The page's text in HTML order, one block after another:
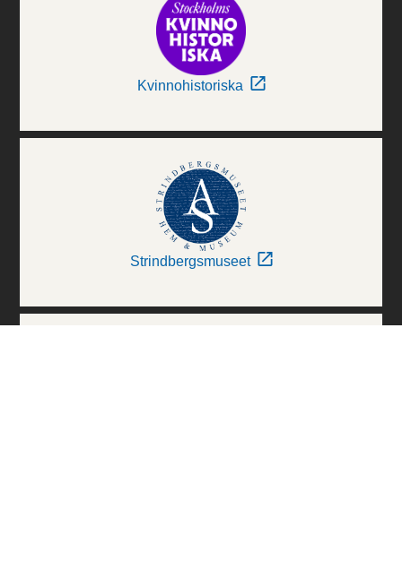
Kvinnohistoriska
Strindbergsmuseet